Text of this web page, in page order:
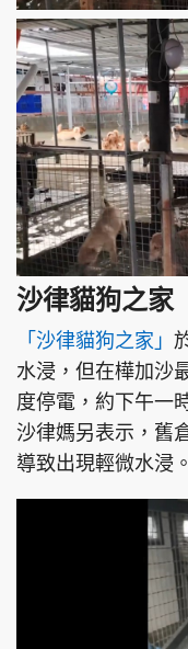
沙律貓狗之家
「沙律貓狗之家」
水浸，但在樺加沙
度停電，約下午一
沙律媽另表示，舊
導致出現輕微水浸。